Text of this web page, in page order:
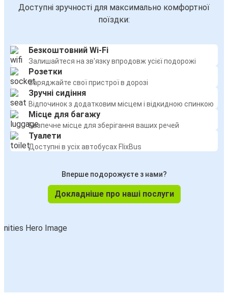
Аеропорт Бергамо Оріо-аль-Серіо
Бергамо
Ніцца
Бергамо
Женева
Бергамо
Бергамо
Штутгарт
Доступні зручності для максимально комфортної
поїздки:
Безкоштовний Wi-Fi
Залишайтеся на зв'язку впродовж усієї подорожі
Розетки
Заряджайте свої пристрої в дорозі
Зручні сидіння
Відпочинок з додатковим місцем і відкидною спинкою
Місце для багажу
Безпечне місце для зберігання ваших речей
Туалети
Доступні в усіх автобусах FlixBus
Вперше подорожуєте з нами?
Докладніше про наші послуги